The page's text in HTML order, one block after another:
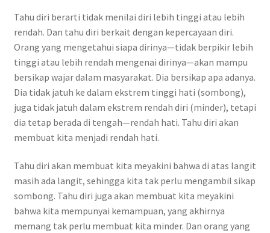
Tahu diri berarti tidak menilai diri lebih tinggi atau lebih
rendah. Dan tahu diri berkait dengan kepercayaan diri.
Orang yang mengetahui siapa dirinya—tidak berpikir lebih
tinggi atau lebih rendah mengenai dirinya—akan mampu
bersikap wajar dalam masyarakat. Dia bersikap apa adanya.
Dia tidak jatuh ke dalam ekstrem tinggi hati (sombong),
juga tidak jatuh dalam ekstrem rendah diri (minder), tetapi
dia tetap berada di tengah—rendah hati. Tahu diri akan
membuat kita menjadi rendah hati.
Tahu diri akan membuat kita meyakini bahwa di atas langit
masih ada langit, sehingga kita tak perlu mengambil sikap
sombong. Tahu diri juga akan membuat kita meyakini
bahwa kita mempunyai kemampuan, yang akhirnya
memang tak perlu membuat kita minder. Dan orang yang